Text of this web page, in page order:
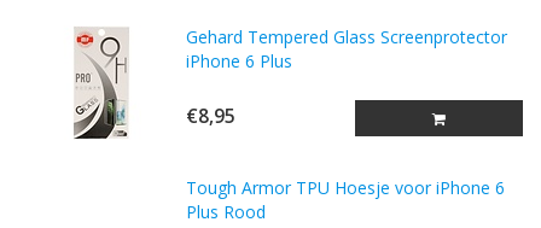
Gehard Tempered Glass Screenprotector
iPhone 6 Plus
€8,95
Tough Armor TPU Hoesje voor iPhone 6
Plus Rood